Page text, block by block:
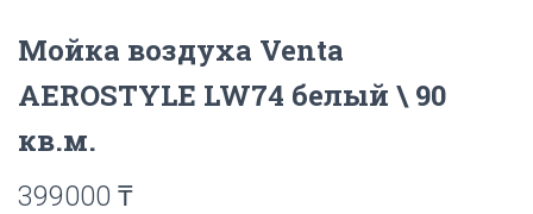
Мойка воздуха Venta
AEROSTYLE LW74 белый \ 90
кв.м.
399000 ₸